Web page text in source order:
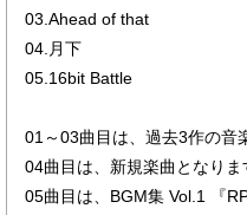
03.Ahead of that
04.月下
05.16bit Battle
01～03曲目は、過去3作の音
04曲目は、新規楽曲となりま
05曲目は、BGM集 Vol.1 『